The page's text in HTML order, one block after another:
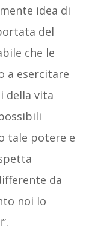
idea di
del
che le
a esercitare
della vita
tale potere e
da
noi lo